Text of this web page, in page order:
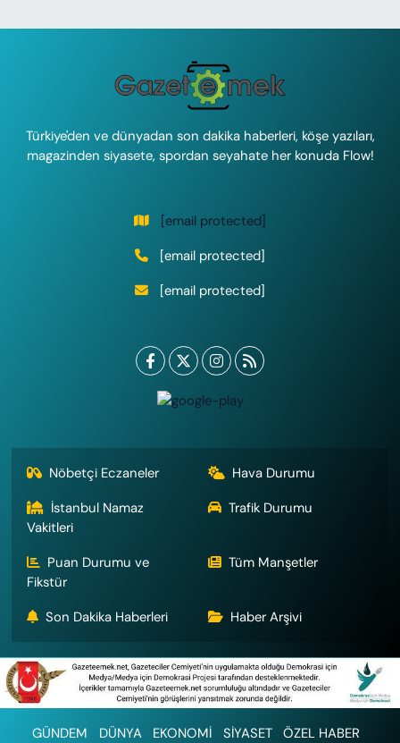
Türkiye'den ve dünyadan son dakika haberleri, köşe yazıları,
magazinden siyasete, spordan seyahate her konuda Flow!
[email protected]
[email protected]
[email protected]
Nöbetçi Eczaneler
Hava Durumu
İstanbul Namaz
Vakitleri
Trafik Durumu
Puan Durumu ve
Fikstür
Tüm Manşetler
Son Dakika Haberleri Haber Arşivi
GÜNDEM DÜNYA EKONOMİ SİYASET ÖZEL HABER